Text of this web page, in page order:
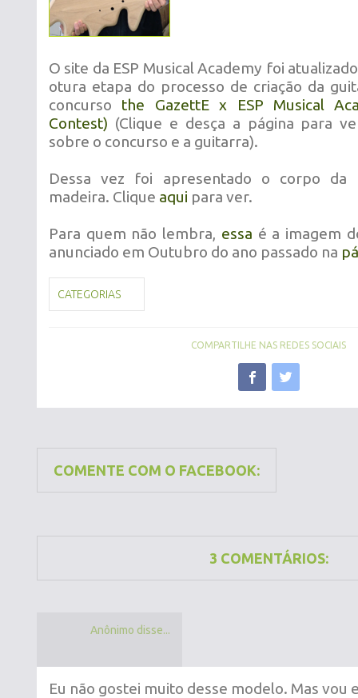
O site da ESP Musical Academy foi
otura etapa do processo de criação da
concurso the GazettE x ESP Musical
Contest) (Clique e desça a página para
sobre o concurso e a guitarra).
Dessa vez foi apresentado o corpo da
madeira. Clique aqui para ver.
Para quem não lembra, essa é a imagem
anunciado em Outubro do ano passado na
CATEGORIAS
COMPARTILHE NAS REDES SOCIAIS
COMENTE COM O FACEBOOK:
3 COMENTÁRIOS:
Anônimo disse...
Eu não gostei muito desse modelo. Mas vou